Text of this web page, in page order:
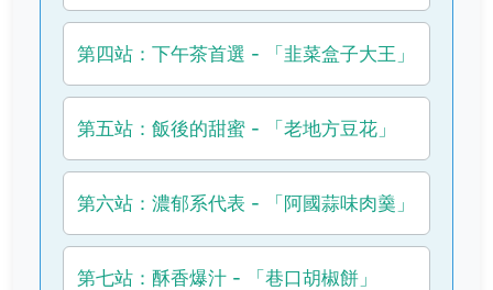
第四站：下午茶首選 - 「韭菜盒子大王」
第五站：飯後的甜蜜 - 「老地方豆花」
第六站：濃郁系代表 - 「阿國蒜味肉羹」
第七站：酥香爆汁 - 「巷口胡椒餅」